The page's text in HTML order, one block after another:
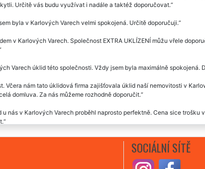
Určitě vás budu využívat i nadále a taktéž doporučovat.
byla v Karlových Varech velmi spokojená. Určitě doporučuji.
v Karlových Varech. Společnost EXTRA UKLÍZENÍ můžu vřele
Varech úklid této společnosti. Vždy jsem byla maximálně spokojená.
Včera nám tato úklidová firma zajišťovala úklid naší nemovitosti v
domluva. Za nás můžeme rozhodně doporučit.
nás v Karlových Varech proběhl naprosto perfektně. Cena sice trošku
pár úklidů, ale tuta firma je fakt super, není jediná věc co
SOCIÁLNÍ SÍTĚ